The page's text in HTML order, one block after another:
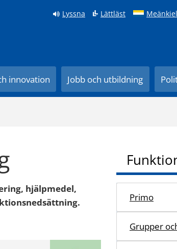
Lyssna Lättläst
innovation Jobb och utbildning
hjälpmedel,
Primo
Grupper